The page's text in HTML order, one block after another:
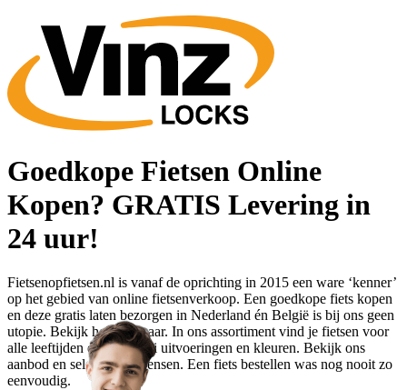
Goedkope Fietsen Online
Kopen? GRATIS Levering in
24 uur!
Fietsenopfietsen.nl is vanaf de oprichting in 2015 een ware ‘kenner’
op het gebied van online fietsenverkoop. Een goedkope fiets kopen
en deze gratis laten bezorgen in Nederland én België is bij ons geen
utopie. Bekijk het zelf maar. In ons assortiment vind je fietsen voor
alle leeftijden en in allerlei uitvoeringen en kleuren. Bekijk ons
aanbod en selecteer je wensen. Een fiets bestellen was nog nooit zo
eenvoudig.